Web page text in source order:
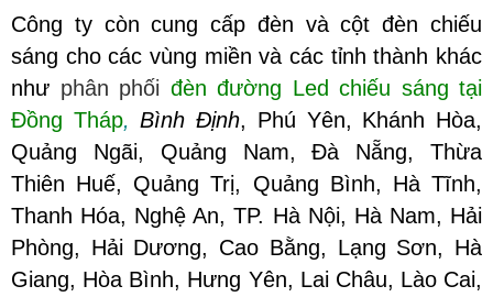
Công ty còn cung cấp đèn và cột đèn chiếu
sáng cho các vùng miền và các tỉnh thành khác
như phân phối đèn đường Led chiếu sáng tại
Đồng Tháp,Bình Định, Phú Yên, Khánh Hòa,
Quảng Ngãi, Quảng Nam, Đà Nẵng, Thừa
Thiên Huế, Quảng Trị, Quảng Bình, Hà Tĩnh,
Thanh Hóa, Nghệ An, TP. Hà Nội, Hà Nam, Hải
Phòng, Hải Dương, Cao Bằng, Lạng Sơn, Hà
Giang, Hòa Bình, Hưng Yên, Lai Châu, Lào Cai,